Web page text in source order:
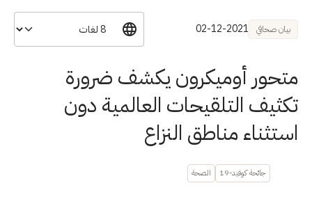
بيان صحافي 02-12-2021
متحور أوميكرون يكشف ضرورة
تكثيف التلقيحات العالمية دون
استثناء مناطق النزاع
جائحة كوفيد-19 الصحة